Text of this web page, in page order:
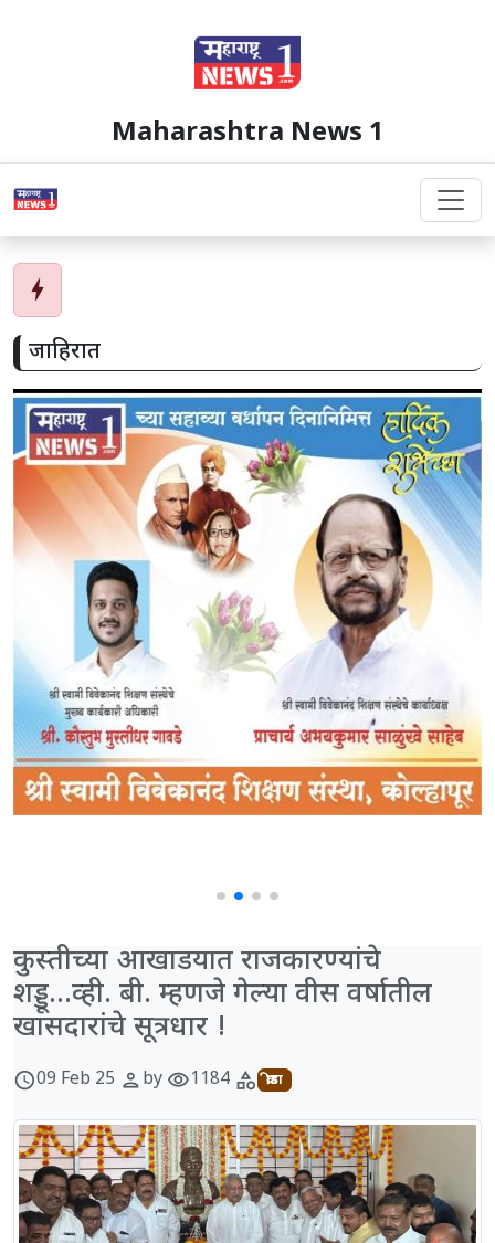
Maharashtra News 1
bolt
जाहिरात
कुस्तीच्या आखाडयात राजकारण्यांचे
शड्डू...व्ही. बी. म्हणजे गेल्या वीस वर्षातील
खासदारांचे सूत्रधार !
schedule09 Feb 25 personby visibility1184 category क्रीडा